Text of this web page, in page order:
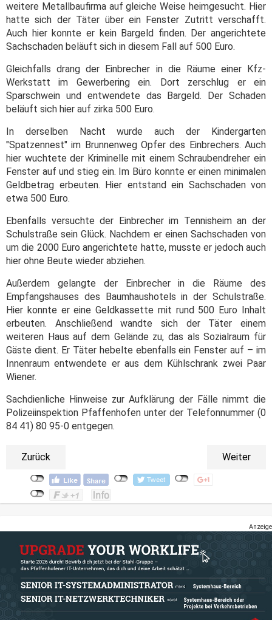
weitere Metallbaufirma auf gleiche Weise heimgesucht. Hier
hatte sich der Täter über ein Fenster Zutritt verschafft.
Auch hier konnte er kein Bargeld finden. Der angerichtete
Sachschaden beläuft sich in diesem Fall auf 500 Euro.
Gleichfalls drang der Einbrecher in die Räume einer Kfz-
Werkstatt im Gewerbering ein. Dort zerschlug er ein
Sparschwein und entwendete das Bargeld. Der Schaden
beläuft sich hier auf zirka 500 Euro.
In derselben Nacht wurde auch der Kindergarten
"Spatzennest" im Brunnenweg Opfer des Einbrechers. Auch
hier wuchtete der Kriminelle mit einem Schraubendreher ein
Fenster auf und stieg ein. Im Büro konnte er einen minimalen
Geldbetrag erbeuten. Hier entstand ein Sachschaden von
etwa 500 Euro.
Ebenfalls versuchte der Einbrecher im Tennisheim an der
Schulstraße sein Glück. Nachdem er einen Sachschaden von
um die 2000 Euro angerichtete hatte, musste er jedoch auch
hier ohne Beute wieder abziehen.
Außerdem gelangte der Einbrecher in die Räume des
Empfangshauses des Baumhaushotels in der Schulstraße.
Hier konnte er eine Geldkassette mit rund 500 Euro Inhalt
erbeuten. Anschließend wandte sich der Täter einem
weiteren Haus auf dem Gelände zu, das als Sozialraum für
Gäste dient. Er Täter hebelte ebenfalls ein Fenster auf – im
Innenraum entwendete er aus dem Kühlschrank zwei Paar
Wiener.
Sachdienliche Hinweise zur Aufklärung der Fälle nimmt die
Polizeiinspektion Pfaffenhofen unter der Telefonnummer (0
84 41) 80 95-0 entgegen.
Zurück Weiter
Anzeige